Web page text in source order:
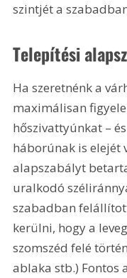
szintjét a
Telepítési
Ha szeretnénk a
maximálisan
hőszivattyúnkat –
háborúnak is elejét
alapszabályt
uralkodó
szabadban
kerülni, hogy a
szomszéd felé
ablaka stb.) Fontos